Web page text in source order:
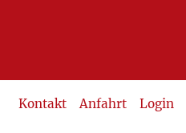
Kontakt Anfahrt Login